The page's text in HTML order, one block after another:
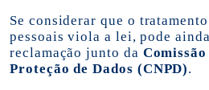
Se considerar que o
pessoais viola a lei, pode
reclamação junto da
Proteção de Dados (CNPD).